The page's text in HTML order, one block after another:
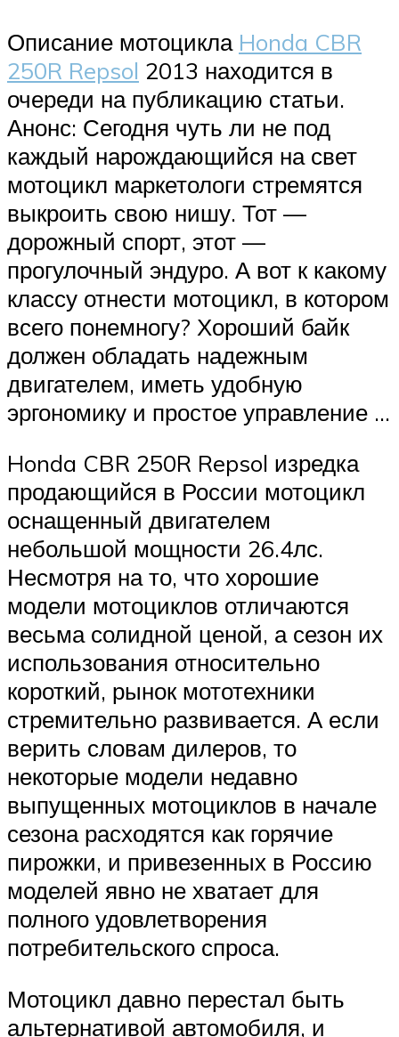
Описание мотоцикла Honda CBR
250R Repsol 2013 находится в
очереди на публикацию статьи.
Анонс: Сегодня чуть ли не под
каждый нарождающийся на свет
мотоцикл маркетологи стремятся
выкроить свою нишу. Тот —
дорожный спорт, этот —
прогулочный эндуро. А вот к какому
классу отнести мотоцикл, в котором
всего понемногу? Хороший байк
должен обладать надежным
двигателем, иметь удобную
эргономику и простое управление …
Honda CBR 250R Repsol изредка
продающийся в России мотоцикл
оснащенный двигателем
небольшой мощности 26.4лс.
Несмотря на то, что хорошие
модели мотоциклов отличаются
весьма солидной ценой, а сезон их
использования относительно
короткий, рынок мототехники
стремительно развивается. А если
верить словам дилеров, то
некоторые модели недавно
выпущенных мотоциклов в начале
сезона расходятся как горячие
пирожки, и привезенных в Россию
моделей явно не хватает для
полного удовлетворения
потребительского спроса.
Мотоцикл давно перестал быть
альтернативой автомобиля, и